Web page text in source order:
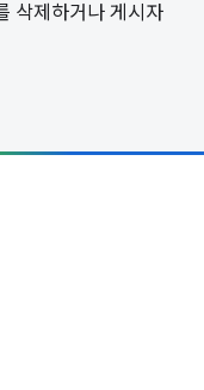
삭제하거나 게시자